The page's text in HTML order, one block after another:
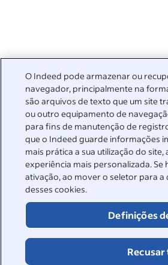
O Indeed pode armazenar ou
navegador, principalmente na
são arquivos de texto que um site
ou outro equipamento de
para fins de manutenção de
que o Indeed guarde informações
mais prática a sua utilização do
experiência mais personalizada.
ativação, ao mover o seletor para
desses cookies.
Definições